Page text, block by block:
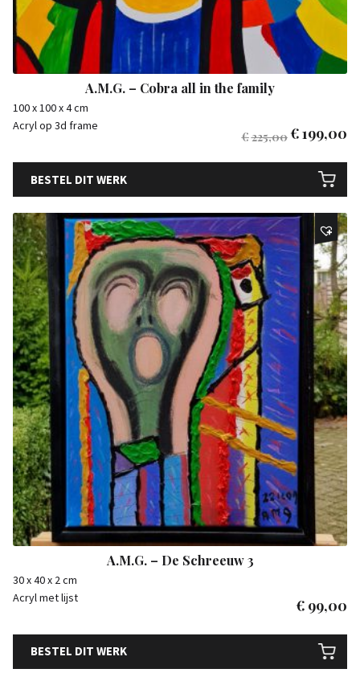
A.M.G. – Cobra all in the family
100 x 100 x 4 cm
Acryl op 3d frame
€225,00€199,00
BESTEL DIT WERK
A.M.G. – De Schreeuw 3
30 x 40 x 2 cm
Acryl met lijst
€ 99,00
BESTEL DIT WERK